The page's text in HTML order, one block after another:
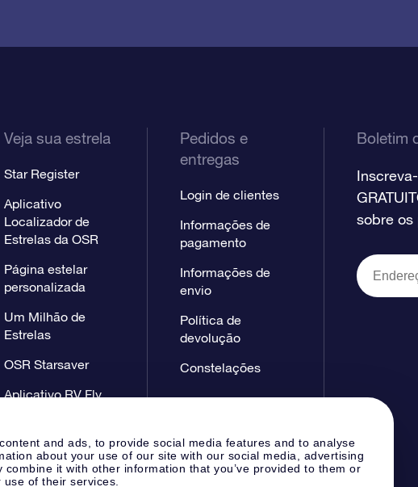
and ads, to provide social media features and to analyse
about your use of our site with our social media, advertising
it with other information that you’ve provided to them or
of their services.
Veja sua estrela
Star Register
Aplicativo
Localizador de
Estrelas da OSR
Página estelar
personalizada
Um Milhão de
Estrelas
OSR Starsaver
Aplicativo RV Fly
Pedidos e
entregas
Login de clientes
Informações de
pagamento
Informações de
envio
Política de
devolução
Constelações
Boletim
sobre os